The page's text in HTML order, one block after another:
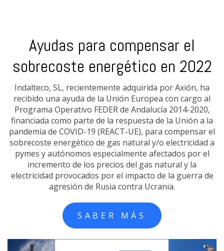
la
el
a
de
Axión, al servicio de la
comunicación
Axión es un operador mayorista de infraestructuras y
servicios de telecomunicaciones de alcance nacional.
SABER MÁS